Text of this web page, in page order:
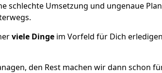
schlechte Umsetzung und ungenaue
viele Dinge im Vorfeld für Dich
den Rest machen wir dann schon